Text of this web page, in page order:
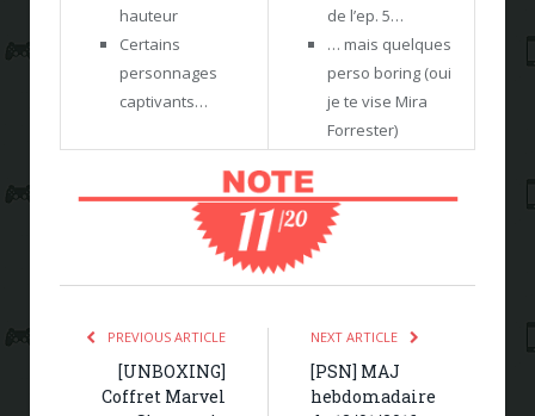
hauteur
Certains
personnages
captivants…
de l’ep. 5…
… mais quelques
perso boring (oui
je te vise Mira
Forrester)
PREVIOUS ARTICLE
[UNBOXING]
Coffret Marvel
NEXT ARTICLE
[PSN] MAJ
hebdomadaire